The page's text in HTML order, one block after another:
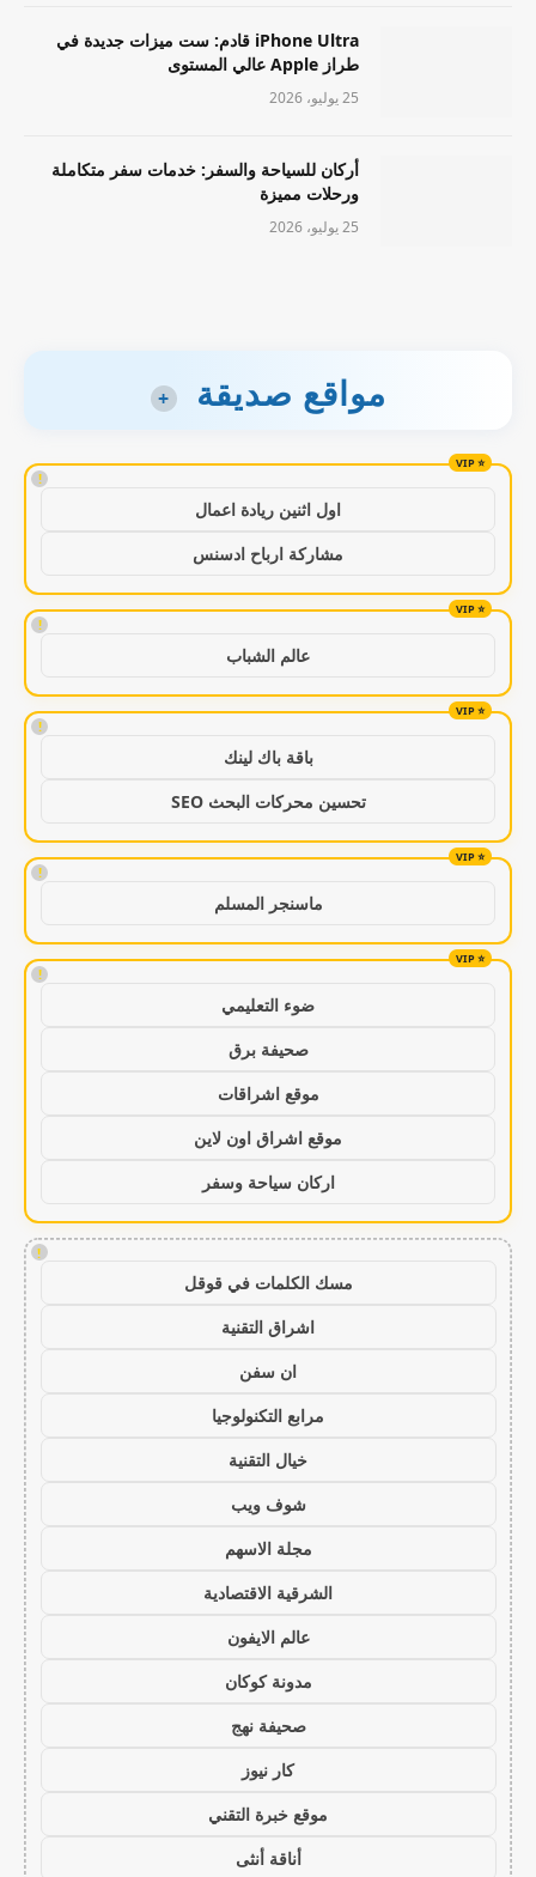
iPhone Ultra قادم: ست ميزات جديدة في
طراز Apple عالي المستوى
25 يوليو، 2026
أركان للسياحة والسفر: خدمات سفر متكاملة
ورحلات مميزة
25 يوليو، 2026
مواقع صديقة +
!
اول اثنين ريادة اعمال
مشاركة ارباح ادسنس
!
عالم الشباب
!
باقة باك لينك
تحسين محركات البحث SEO
!
ماسنجر المسلم
!
ضوء التعليمي
صحيفة برق
موقع اشراقات
موقع اشراق اون لاين
اركان سياحة وسفر
!
مسك الكلمات في قوقل
اشراق التقنية
ان سفن
مرابع التكنولوجيا
خيال التقنية
شوف ويب
مجلة الاسهم
الشرقية الاقتصادية
عالم الايفون
مدونة كوكان
صحيفة نهج
كار نيوز
موقع خبرة التقني
أناقة أنثى